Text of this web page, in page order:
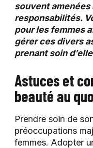
souvent
responsabilités.
pour les femmes
gérer ces divers
prenant soin
Astuces et
beauté au
Prendre soin de
préoccupations
femmes. Adopter